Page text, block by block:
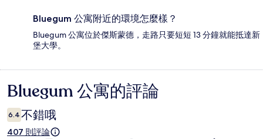
Bluegum 公寓附近的環境怎麼樣？
Bluegum 公寓位於傑斯蒙德，走路只要短短 13 分鐘就能抵達新
堡大學。
評
論
Bluegum 公寓的評論
6.4 不錯哦
407 則評論